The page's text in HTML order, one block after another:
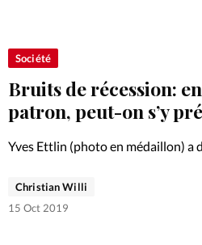
Société
Bruits de récession:
patron, peut-on s’y
Yves Ettlin (photo en médaillon) a
d’une de ses filiales. Il ne s’inquiète
l’éventualité d’une prochaine
Christian Willi
15 Oct 2019